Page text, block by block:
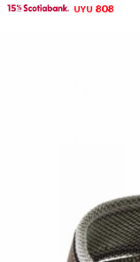
UYU 808